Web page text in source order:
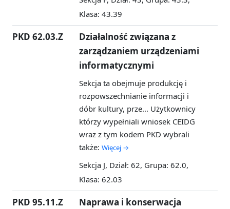
Klasa: 43.39
PKD 62.03.Z
Działalność związana z
zarządzaniem urządzeniami
informatycznymi
Sekcja ta obejmuje produkcję i
rozpowszechnianie informacji i
dóbr kultury, prze... Użytkownicy
którzy wypełniali wniosek CEIDG
wraz z tym kodem PKD wybrali
także: Więcej →
Sekcja J, Dział: 62, Grupa: 62.0,
Klasa: 62.03
PKD 95.11.Z
Naprawa i konserwacja